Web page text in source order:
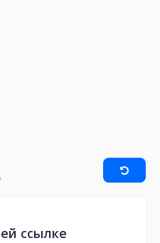
ссылке